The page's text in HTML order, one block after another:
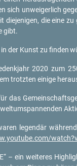
sich un­wei­ger­lich
die­je­ni­gen, die eine
gibt.
der Kunst zu fin­den
2020 zum
trotz­ten ei­ni­ge
das
le­gen­där
– ein wei­te­res